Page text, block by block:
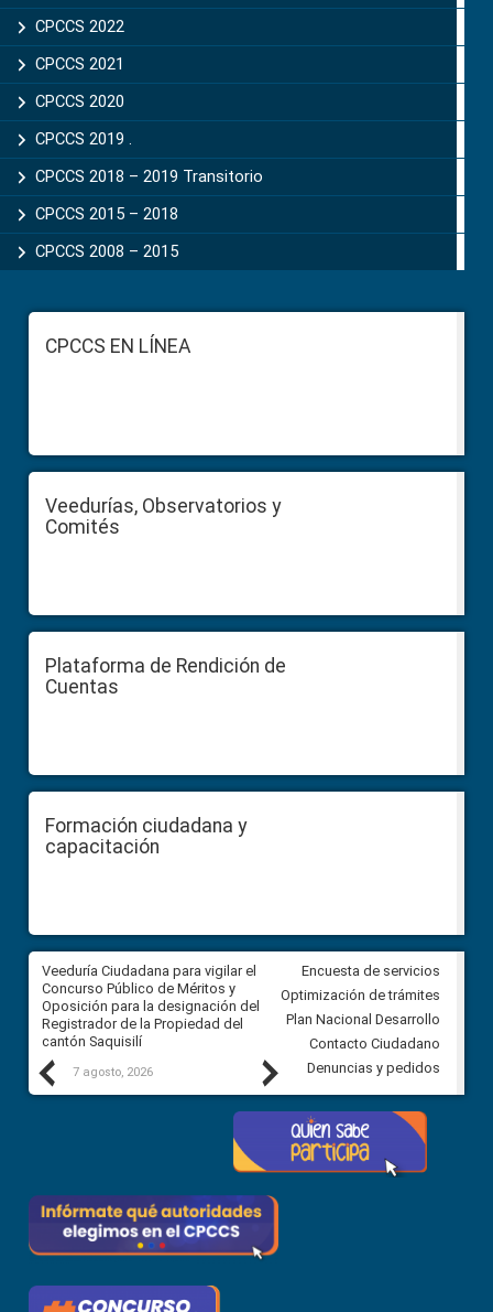
CPCCS 2022
CPCCS 2021
CPCCS 2020
CPCCS 2019 .
CPCCS 2018 – 2019 Transitorio
CPCCS 2015 – 2018
CPCCS 2008 – 2015
FooterCPCCS EN LÍNEA
Veedurías, Observatorios y
Comités
Plataforma de Rendición de
Cuentas
Formación ciudadana y
capacitación
Previous
Veeduría Ciudadana para vigilar el
Concurso Público de Méritos y
Oposición para la designación del
Registrador de la Propiedad del
cantón Saquisilí
7 agosto, 2026
Veeduría Ciudadana para
construcción del asfaltado de
Ballenita del cantón Santa
7 agosto, 2026
Next
Encuesta de servicios
Optimización de trámites
Plan Nacional Desarrollo
Contacto Ciudadano
Denuncias y pedidos